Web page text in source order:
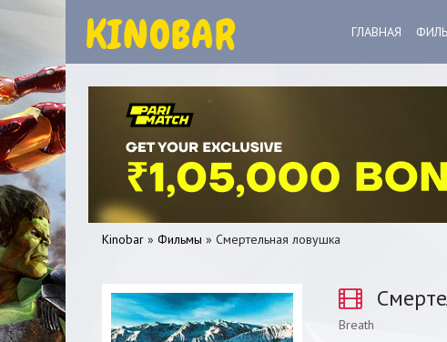
ГЛАВНАЯ
Kinobar » Фильмы » Смертельная ловушка
Breath